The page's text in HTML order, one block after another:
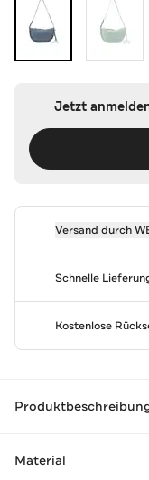
Jetzt
Versand durch
Schnelle
Kostenlose
Material